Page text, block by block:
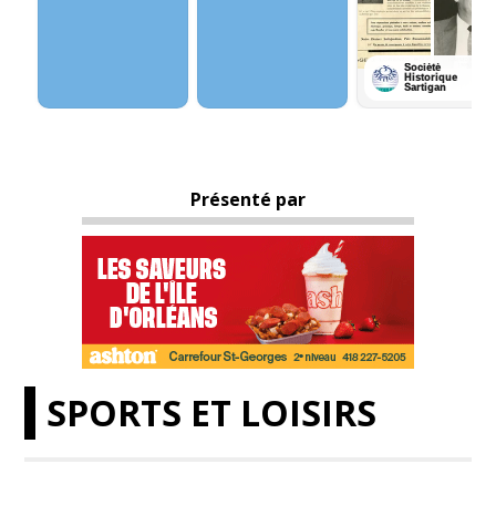
Présenté par
SPORTS ET LOISIRS